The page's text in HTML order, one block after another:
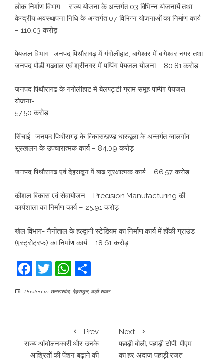
लोक निर्माण विभाग – राज्य योजना के अन्तर्गत 03 विभिन्न योजनायें तथा
केन्द्रीय अवस्थापना निधि के अन्तर्गत 07 विभिन्न योजनाओं का निर्माण कार्य
– 110.03 करोड़
पेयजल विभाग- जनपद पिथौरागढ़ में गंगोलीहाट, बागेश्वर में बागेश्वर नगर तथा
जनपद पौडी गढवाल एवं श्रीनगर में पम्पिंग पेयजल योजना – 80.81 करोड़
जनपद पिथौरागढ के गंगोलीहाट में बेलपट्टी ग्राम समूह पम्पिंग पेयजल
योजना-
57.50 करोड़
सिंचाई- जनपद पिथौरागढ़ के विकासखण्ड धारचूला के अन्तर्गत ग्वालगांव
भूस्खलन के उपचारात्मक कार्य – 84.09 करोड़
जनपद पिथौरागढ एवं देहरादून में बाढ सुरक्षात्मक कार्य – 66.57 करोड़
कौशल विकास एवं सेवायोजन – Precision Manufacturing की
कार्यशाला का निर्माण कार्य – 25.91 करोड़
खेल विभाग- नैनीताल के हल्द्वानी स्टेडियम का निर्माण कार्य में हॉकी ग्राउंड
(एस्ट्रोट्रफ) का निर्माण कार्य – 18.61 करोड़
Facebook
TwitterWhatsApp
Posted in उत्तराखंड, देहरादून, बड़ी खबर
Prev
राज्य आंदोलनकारी और उनके
आश्रितों की पेंशन बढ़ाने की
Next
पहाड़ी बोली, पहाड़ी टोपी, पीएम
का हर अंदाज पहाड़ी,रजत